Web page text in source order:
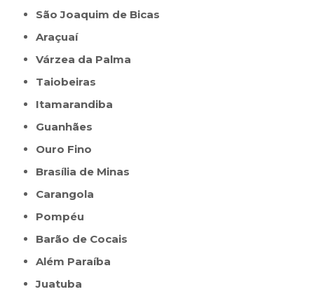
São Joaquim de Bicas
Araçuaí
Várzea da Palma
Taiobeiras
Itamarandiba
Guanhães
Ouro Fino
Brasília de Minas
Carangola
Pompéu
Barão de Cocais
Além Paraíba
Juatuba